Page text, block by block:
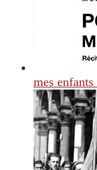
mes enfants